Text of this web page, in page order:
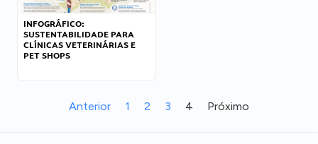
INFOGRÁFICO:
SUSTENTABILIDADE PARA
CLÍNICAS VETERINÁRIAS E
PET SHOPS
Anterior 1 2 3 4 Próximo